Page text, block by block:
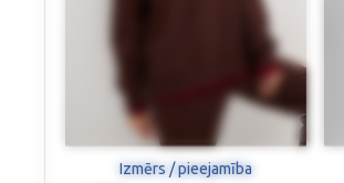
Izmērs / pieejamība